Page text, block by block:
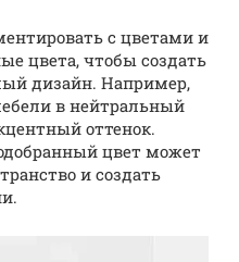
с цветами и
цвета, чтобы создать
дизайн. Например,
в нейтральный
оттенок.
цвет может
и создать